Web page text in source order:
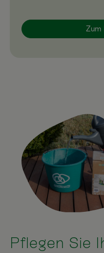
Pflegen Sie